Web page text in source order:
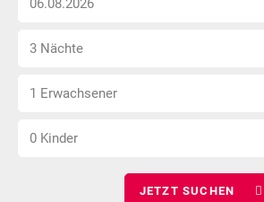
wählen
Anzahl
wählen
3 Nächte
Anzahl
wählen
1 Erwachsener
Anzahl
0 Kinder